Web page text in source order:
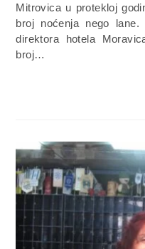
Mitrovica u protekloj
broj noćenja nego
direktora hotela
broj…